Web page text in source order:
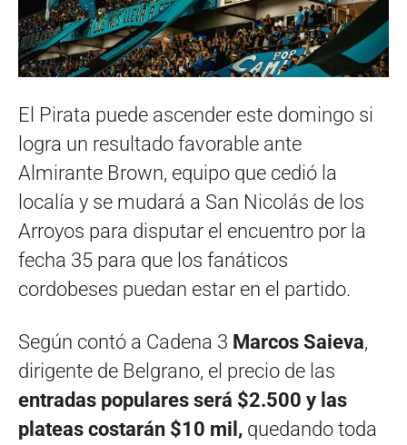
El Pirata puede ascender este domingo si
logra un resultado favorable ante
Almirante Brown, equipo que cedió la
localía y se mudará a San Nicolás de los
Arroyos para disputar el encuentro por la
fecha 35 para que los fanáticos
cordobeses puedan estar en el partido.
Según contó a Cadena 3 Marcos Saieva,
dirigente de Belgrano, el precio de las
entradas populares será $2.500 y las
plateas costarán $10 mil, quedando toda